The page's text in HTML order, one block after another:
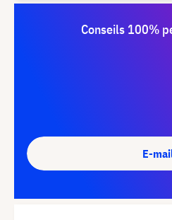
Conseils 100%
E-